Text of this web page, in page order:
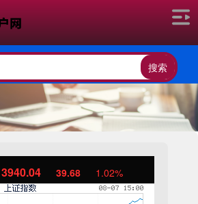
搜索
3940.04 39.68 1.02%